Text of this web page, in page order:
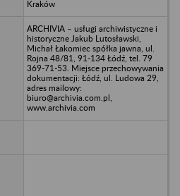
Kraków
ARCHIVIA – usługi archiwistyczne i
historyczne Jakub Lutosławski,
Michał Łakomiec spółka jawna, ul.
Rojna 48/81, 91-134 Łódź, tel. 79
369-71-53. Miejsce przechowywania
dokumentacji: Łódź, ul. Ludowa 29,
adres mailowy:
biuro@archivia.com.pl,
www.archivia.com